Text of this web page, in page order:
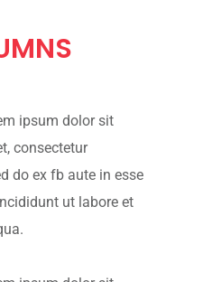
ipsum dolor sit
consectetur
do ex fb aute in esse
ut labore et